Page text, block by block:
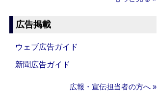
広告掲載
ウェブ広告ガイド
新聞広告ガイド
広報・宣伝担当者の方へ »